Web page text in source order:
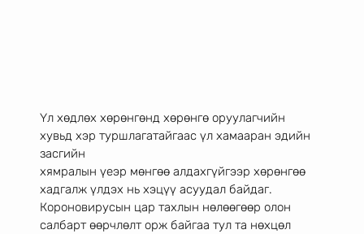
Үл хөдлөх хөрөнгөнд хөрөнгө оруулагчийн
хувьд хэр туршлагатайгаас үл хамааран эдийн
засгийн
хямралын үеэр мөнгөө алдахгүйгээр хөрөнгөө
хадгалж үлдэх нь хэцүү асуудал байдаг.
Короновирусын цар тахлын нөлөөгөөр олон
салбарт өөрчлөлт орж байгаа тул та нөхцөл